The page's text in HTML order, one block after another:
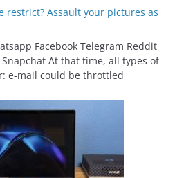
restrict? Assault your pictures as
Facebook Telegram Reddit
At that time, all types of
e-mail could be throttled